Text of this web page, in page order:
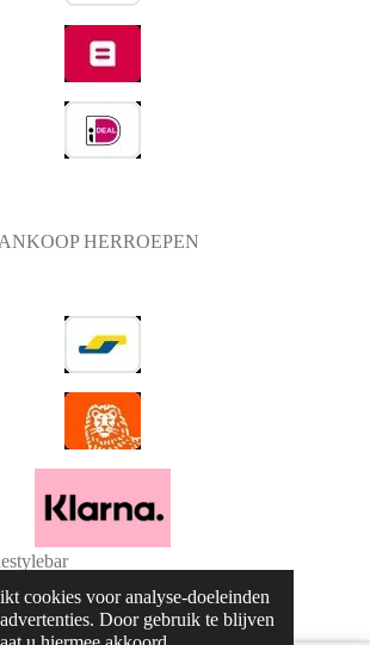
cookies voor analyse-doeleinden
Door gebruik te blijven
HERROEPEN